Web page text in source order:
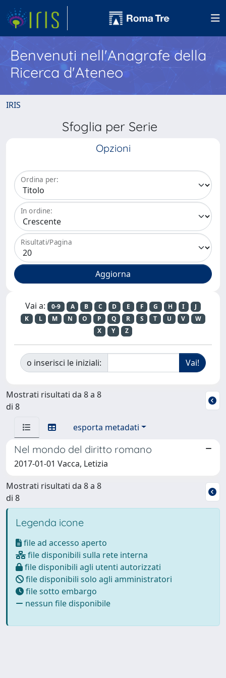
Benvenuti nell'Anagrafe della
Ricerca d'Ateneo
IRIS
Sfoglia per Serie
Opzioni
Ordina per:
In ordine:
Risultati/Pagina
Vai a: 0-9 A B C D E F G H I
J
K
L M N O P Q R S T U V
W
X
Y Z
o inserisci le iniziali:
Mostrati risultati da 8 a 8
di 8
esporta metadati
Nel mondo del diritto romano
2017-01-01 Vacca, Letizia
Mostrati risultati da 8 a 8
di 8
Legenda icone
file ad accesso aperto
file disponibili sulla rete interna
file disponibili agli utenti autorizzati
file disponibili solo agli amministratori
file sotto embargo
nessun file disponibile